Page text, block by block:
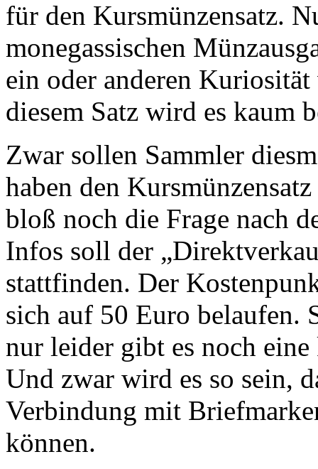
für den Kursmünzensatz.
monegassischen
ein oder anderen
diesem Satz wird es kaum
Zwar sollen Sammler
haben den
bloß noch die Frage nach
Infos soll der
stattfinden. Der
sich auf 50 Euro belaufen.
nur leider gibt es noch
Und zwar wird es so sein,
Verbindung mit
können.